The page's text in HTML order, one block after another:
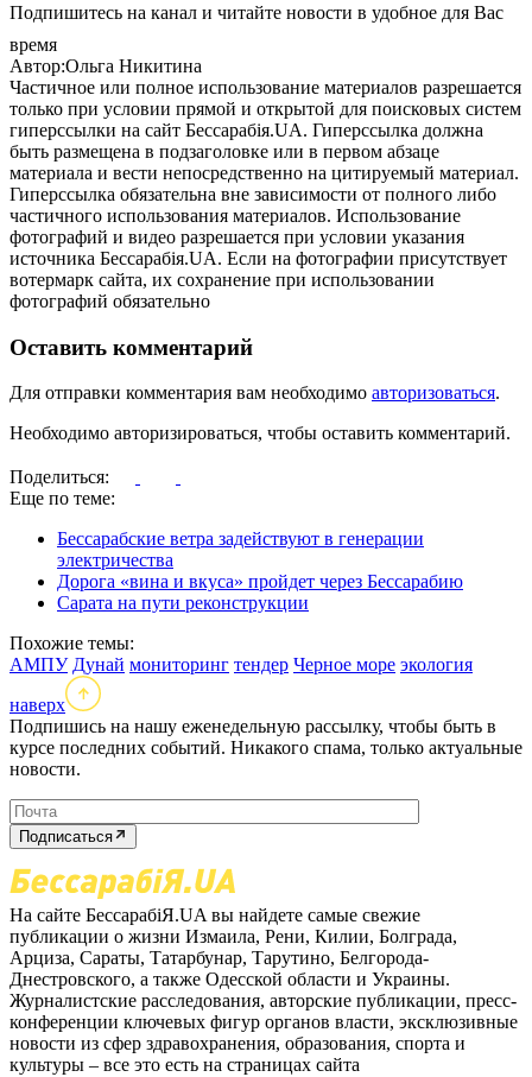
Подпишитесь на канал и читайте новости в удобное для Вас
время
Автор:Ольга Никитина
Частичное или полное использование материалов разрешается
только при условии прямой и открытой для поисковых систем
гиперссылки на сайт Бессарабія.UA. Гиперссылка должна
быть размещена в подзаголовке или в первом абзаце
материала и вести непосредственно на цитируемый материал.
Гиперссылка обязательна вне зависимости от полного либо
частичного использования материалов. Использование
фотографий и видео разрешается при условии указания
источника Бессарабія.UA. Если на фотографии присутствует
вотермарк сайта, их сохранение при использовании
фотографий обязательно
Оставить комментарий
Для отправки комментария вам необходимо авторизоваться.
Необходимо авторизироваться, чтобы оставить комментарий.
Поделиться:
Еще по теме:
Бессарабские ветра задействуют в генерации
электричества
Дорога «вина и вкуса» пройдет через Бессарабию
Сарата на пути реконструкции
Похожие темы:
АМПУ Дунай мониторинг тендер Черное море экология
наверх
Подпишись на нашу еженедельную рассылку, чтобы быть в
курсе последних событий. Никакого спама, только актуальные
новости.
Подписаться
На сайте БессарабіЯ.UA вы найдете самые свежие
публикации о жизни Измаила, Рени, Килии, Болграда,
Арциза, Сараты, Татарбунар, Тарутино, Белгорода-
Днестровского, а также Одесской области и Украины.
Журналистские расследования, авторские публикации, пресс-
конференции ключевых фигур органов власти, эксклюзивные
новости из сфер здравохранения, образования, спорта и
культуры – все это есть на страницах сайта